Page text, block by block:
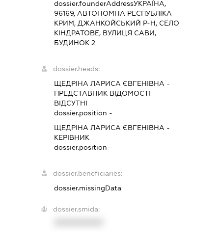
dossier.founderAddressУКРАЇНА,
96169, АВТОНОМНА РЕСПУБЛІКА
КРИМ, ДЖАНКОЙСЬКИЙ Р-Н, СЕЛО
КІНДРАТОВЕ, ВУЛИЦЯ САВИ,
БУДИНОК 2
dossier.heads:
ЩЕДРІНА ЛАРИСА ЄВГЕНІВНА -
ПРЕДСТАВНИК ВІДОМОСТІ
ВІДСУТНІ
dossier.position -
ЩЕДРІНА ЛАРИСА ЄВГЕНІВНА -
КЕРІВНИК
dossier.position -
dossier.beneficiaries:
dossier.missingData
dossier.smida: